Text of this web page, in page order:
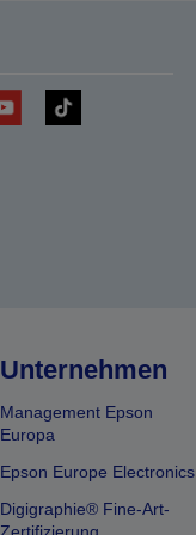
Unternehmen
Management Epson
Europa
Epson Europe Electronics
Digigraphie® Fine-Art-